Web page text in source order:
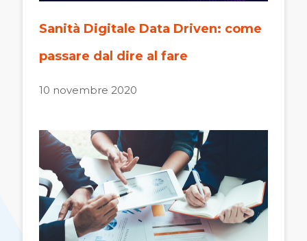
Sanità Digitale Data Driven: come
passare dal dire al fare
10 novembre 2020